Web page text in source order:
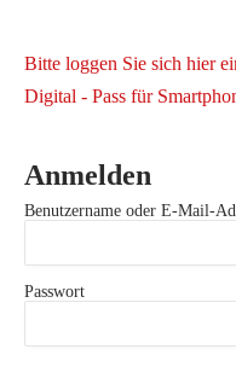
Bitte loggen Sie sich hier
Digital - Pass für
Anmelden
Benutzername oder E-Mail-
Passwort